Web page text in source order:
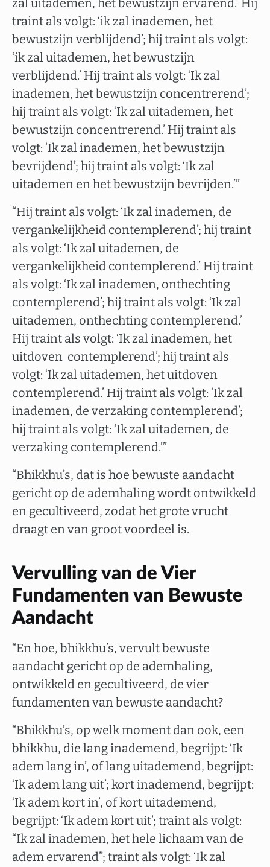
zal uitademen, het bewustzijn ervarend.’ Hij
traint als volgt: ‘ik zal inademen, het
bewustzijn verblijdend’; hij traint als volgt:
‘ik zal uitademen, het bewustzijn
verblijdend.’ Hij traint als volgt: ‘Ik zal
inademen, het bewustzijn concentrerend’;
hij traint als volgt: ‘Ik zal uitademen, het
bewustzijn concentrerend.’ Hij traint als
volgt: ‘Ik zal inademen, het bewustzijn
bevrijdend’; hij traint als volgt: ‘Ik zal
uitademen en het bewustzijn bevrijden.’”
“Hij traint als volgt: ‘Ik zal inademen, de
vergankelijkheid contemplerend’; hij traint
als volgt: ‘Ik zal uitademen, de
vergankelijkheid contemplerend.’ Hij traint
als volgt: ‘Ik zal inademen, onthechting
contemplerend’; hij traint als volgt: ‘Ik zal
uitademen, onthechting contemplerend.’
Hij traint als volgt: ‘Ik zal inademen, het
uitdoven contemplerend’; hij traint als
volgt: ‘Ik zal uitademen, het uitdoven
contemplerend.’ Hij traint als volgt: ‘Ik zal
inademen, de verzaking contemplerend’;
hij traint als volgt: ‘Ik zal uitademen, de
verzaking contemplerend.’”
“Bhikkhu’s, dat is hoe bewuste aandacht
gericht op de ademhaling wordt ontwikkeld
en gecultiveerd, zodat het grote vrucht
draagt en van groot voordeel is.
Vervulling van de Vier
Fundamenten van Bewuste
Aandacht
“En hoe, bhikkhu’s, vervult bewuste
aandacht gericht op de ademhaling,
ontwikkeld en gecultiveerd, de vier
fundamenten van bewuste aandacht?
“Bhikkhu’s, op welk moment dan ook, een
bhikkhu, die lang inademend, begrijpt: ‘Ik
adem lang in’, of lang uitademend, begrijpt:
‘Ik adem lang uit’; kort inademend, begrijpt:
‘Ik adem kort in’, of kort uitademend,
begrijpt: ‘Ik adem kort uit’; traint als volgt:
“Ik zal inademen, het hele lichaam van de
adem ervarend”; traint als volgt: ‘Ik zal